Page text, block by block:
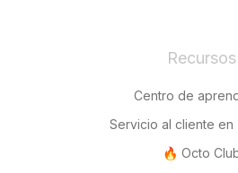
Recursos
Centro de
Servicio al cliente en
🔥 Octo